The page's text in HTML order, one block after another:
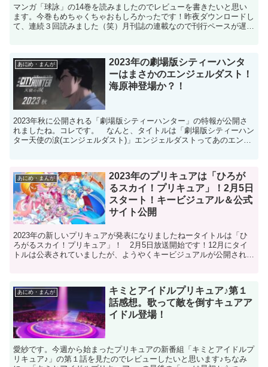
マンガ「球詠」の14巻を読みましたのでレビューを書きたいと思い
ます。今巻もめちゃくちゃおもしろかったです！昨夜ダウンロードし
て、連続３回読みました（笑）月刊誌の連載なので刊行ペースが遅い
あにめ・まんが
2023年の劇場版シティーハンタ
ーはまさかのエンジェルダスト！
海原神登場か？！
2023年秋に公開される「劇場版シティーハンター」の特報が公開さ
れましたね。コレです。 なんと、タイトルは「劇場版シティーハン
ター天使の涙(エンジェルダスト)」エンジェルダストってあのエンジ
あにめ・まんが
2023年のプリキュアは「ひろが
るスカイ！プリキュア」！2月5日
スタート！キービジュアル＆公式
サイト公開
2023年の新しいプリキュアが発表になりましたねータイトルは「ひ
ろがるスカイ！プリキュア」！ 2月5日放送開始です！12月にタイ
トルは公表されていましたが、ようやくキービジュアルが公開されま
あにめ・まんが
キミとアイドルプリキュア♪第１
話感想。歌って敵を倒すキュアア
イドル登場！
愛紗です。今週から始まったプリキュアの新番組「キミとアイドルプ
リキュア♪」の第１話を見たのでレビューしたいと思います♪ちなみ